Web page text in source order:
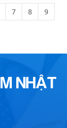
7 8
9
NHẬT